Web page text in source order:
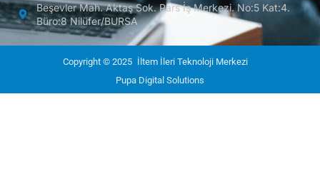
Beşevler Mah. Aktaş Sok. Pars İş Merkezi. No:5 Kat:4.
Büro:8 Nilüfer/BURSA
Copyright © 2025 İltem İleri Teknoloji Merkezi
Pupa Digital Solutions